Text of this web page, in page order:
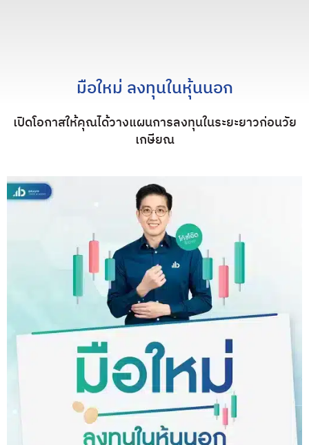
มือใหม่ ลงทุนในหุ้นนอก
เปิดโอกาสให้คุณได้วางแผนการลงทุนในระยะยาวก่อนวัย
เกษียณ